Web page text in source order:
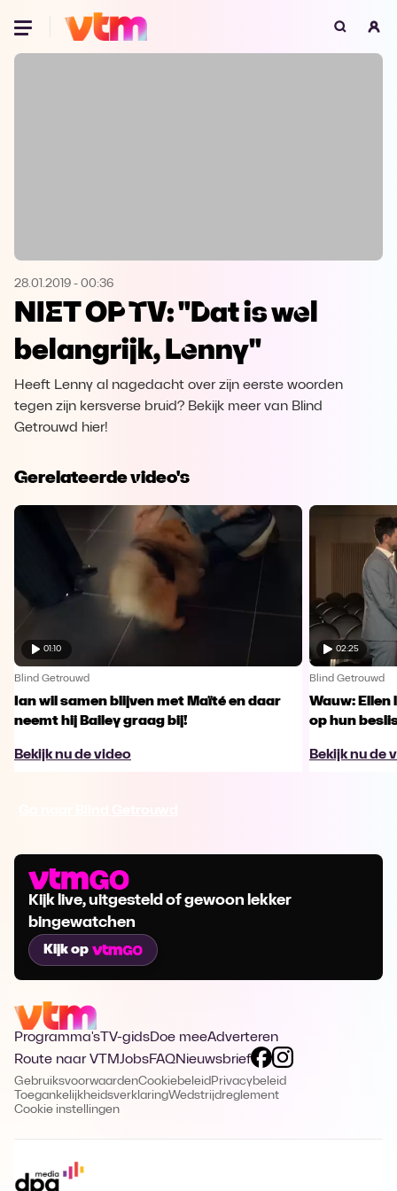
Oeps, browser niet ondersteund
Microsoft Edge Download
Opera
28.01.2019 - 00:36
NIET OP TV: "Dat is wel
belangrijk, Lenny"
Heeft Lenny al nagedacht over zijn eerste woorden
tegen zijn kersverse bruid? Bekijk meer van Blind
Getrouwd hier!
Gerelateerde video's
01:10
Blind Getrouwd
Ian wil samen blijven met Maïté en daar
neemt hij Bailey graag bij!
Bekijk nu de video
02:25
Blind Getrouwd
Wauw:
op hun
Bekijk nu de
Kijk live, uitgesteld of gewoon lekker
bingewatchen
Kijk op
Programma's TV-gidsDoe meeAdverteren
Route naar VTMJobsFAQNieuwsbrief
GebruiksvoorwaardenCookiebeleid Privacybeleid
ToegankelijkheidsverklaringWedstrijdreglement
Cookie instellingen